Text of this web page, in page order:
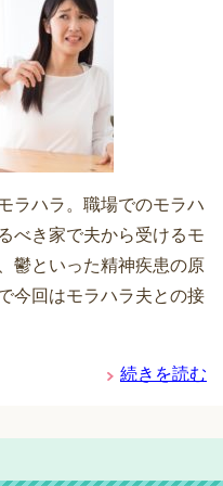
ラハラ。職場でのモラハ
べき家で夫から受けるモ
鬱といった精神疾患の原
今回はモラハラ夫との接
続きを読む